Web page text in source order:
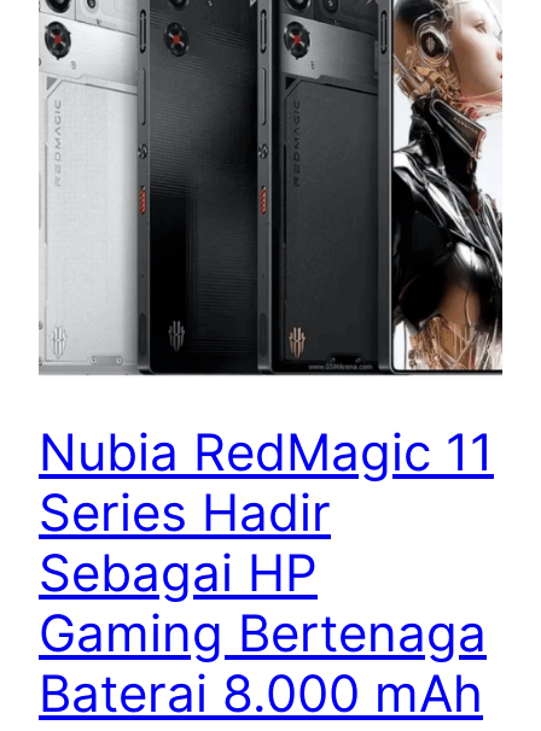
Nubia RedMagic 11
Series Hadir
Sebagai HP
Gaming Bertenaga
Baterai 8.000 mAh